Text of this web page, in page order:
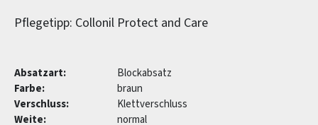
Pflegetipp: Collonil Protect and Care
Absatzart:
Blockabsatz
Farbe:
braun
Verschluss:
Klettverschluss
Weite:
normal